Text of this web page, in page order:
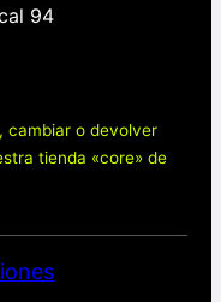
94
cambiar o devolver
tienda «core» de